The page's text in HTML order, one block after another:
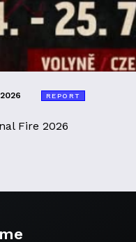
REPORT
Fire 2026